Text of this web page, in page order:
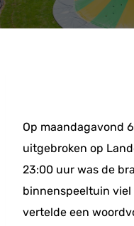
Op maandagavond
uitgebroken op
23:00 uur was de
binnenspeeltuin
vertelde een